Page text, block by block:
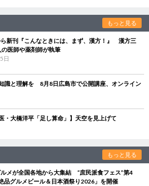
もっと見る
新刊『こんなときには、まず、漢方！』 漢方三
医師や薬剤師が執筆
日
識と理解を 8月8日広島市で公開講座、オンライン
・大橋洋平「足し算命」】天空を見上げて
もっと見る
メが全国各地から大集結 “庶民派食フェス”第4
品グルメビール＆日本酒祭り2026」を開催